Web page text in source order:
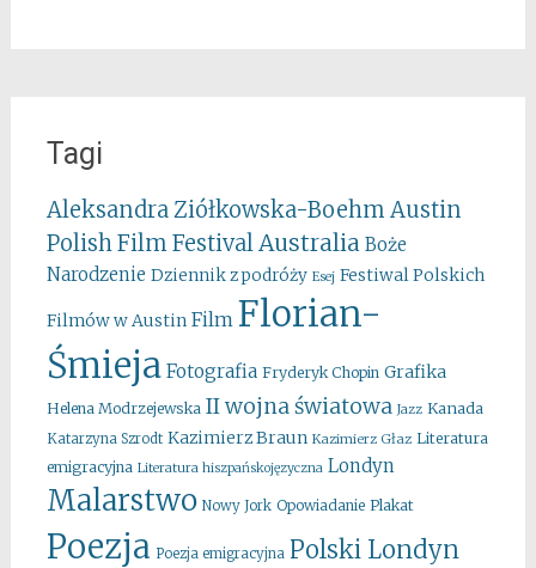
Tagi
Aleksandra Ziółkowska-Boehm Austin
Polish Film Festival Australia Boże
Narodzenie Dziennik z podróży Esej Festiwal Polskich
Filmów w Austin Film Florian-
Śmieja Fotografia Fryderyk Chopin Grafika
Helena Modrzejewska II wojna światowa Jazz Kanada
Katarzyna Szrodt Kazimierz Braun Kazimierz Głaz Literatura
emigracyjna Literatura hiszpańskojęzyczna Londyn
Malarstwo Nowy Jork Opowiadanie Plakat
Poezja Poezja emigracyjna Polski Londyn